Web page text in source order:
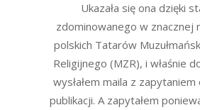
Ukazała się ona dzięki
zdominowanego w znacznej
polskich Tatarów
Religijnego (MZR), i właśnie
wysłałem maila z
publikacji. A zapytałem